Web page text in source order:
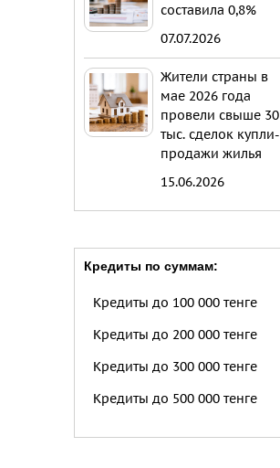
составила 0,8%
07.07.2026
Жители страны в
мае 2026 года
провели свыше 30
тыс. сделок купли-
продажи жилья
15.06.2026
Кредиты по суммам:
Кредиты до 100 000 тенге
Кредиты до 200 000 тенге
Кредиты до 300 000 тенге
Кредиты до 500 000 тенге